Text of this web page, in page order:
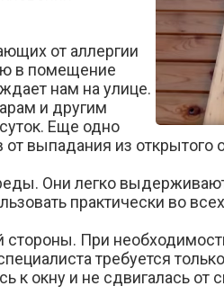
от аллергии
в помещение
нам на улице.
и другим
Еще одно
выпадания из открытого
Они легко
практически во
При
требуется
окну и не сдвигалась от